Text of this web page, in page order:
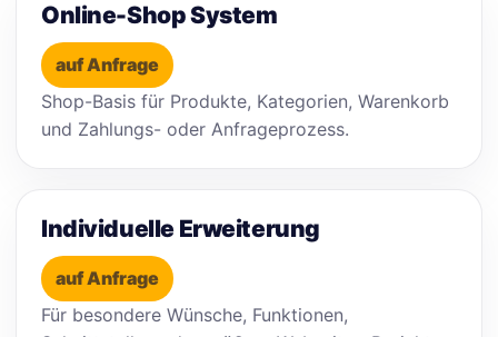
Online-Shop System
auf Anfrage
Shop-Basis für Produkte, Kategorien, Warenkorb
und Zahlungs- oder Anfrageprozess.
Individuelle Erweiterung
auf Anfrage
Für besondere Wünsche, Funktionen,